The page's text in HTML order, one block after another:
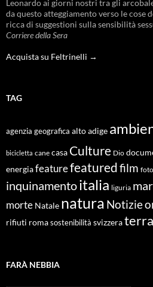
Leonardo ai giorni nostri tra gli
da questo atteggiamento verso le cose
ricca di suggestioni sulla sensibilità
Corriere della Sera
Acquista su Feltrinelli →
TAG
agenzia geografica alto adige
bicicletta cane casa Culture Dio
energiafeaturefeaturedfilm
inquinamentoitalia liguria
morte Natale natura Notizie
rifiuti roma sostenibilità svizzeraterra
FARÀ NEBBIA